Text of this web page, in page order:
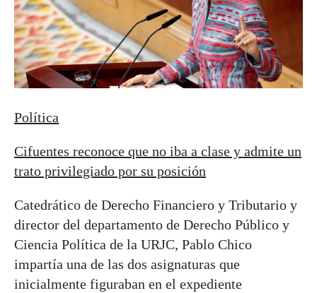
Política
Cifuentes reconoce que no iba a clase y admite un
trato privilegiado por su posición
Catedrático de Derecho Financiero y Tributario y
director del departamento de Derecho Público y
Ciencia Política de la URJC, Pablo Chico
impartía una de las dos asignaturas que
inicialmente figuraban en el expediente